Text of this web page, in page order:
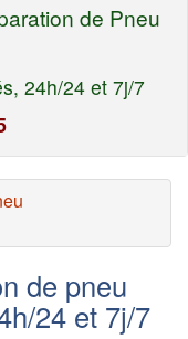
de Pneu
24h/24 et 7j/7
de pneu
24 et 7j/7